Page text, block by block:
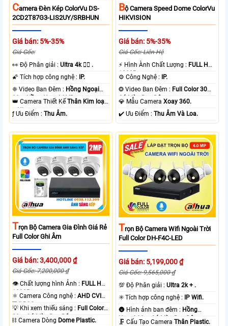
CAmera Đèn Kép ColorVu DS-
2CD2T87G3-LIS2UY/SRBHUN
Giá bán: 5%-35%
Giá Gốc:
️👀 Độ Phân giải :Ultra 4k 👍🏾 .
🌠 Tích hợp công nghệ :
IP.
❈ Video Ban Đêm : Hồng Ngoại
80m Hồng Ngoại SMD.
👑 Camera Thiết KếThân Kim loại
+ Nhựa.
️ƒ Ưu Điểm :Thu Âm.
BỘ Camera Speed Dome ColorVu
HIKVISION
Giá bán: 5%-35%
Giá Gốc: Liên Hệ
️⚡ Hình Ành Chất Lượng : FULL HD
1080P .
⚙ Công Nghệ :
IP.
❂ Video Ban Đêm : Full Color 30m
Có Màu Ban Ðêm.
💎 Mẫu CameraXoay 360.
️✔️ Ưu Điểm :Thu Âm Và Loa.
TRọn Bộ Camera Gia Đình Giá Rẻ
Full Color Ghi Âm
Giá bán: 3,400,000 ₫
Giá Gốc: 7,200,000 ₫
👁 Chất lượng hình Ảnh : FULL HD
1080P .
⚛️ Camera Công nghệ :AHD CVI
TVI BCS.
💡 Khi xem thiếu sáng : Full Color
20m Có Màu Ban Ðêm.
⛓ Camera Dòng Dome Plastic.
TRọn Bộ Camera Wifi Ngoài Trời
Full Color DH-F4C-LED
Giá bán: 5,199,000 ₫
Giá Gốc: 9,565,000 ₫
💯 Độ Phân giải :Ultra 2k + .
✳️ Tích hợp công nghệ : IP Wifi.
🌚 Hình ảnh ban đêm : Hồng
Ngoại 30m Có Màu Ban Ðêm.
🗜️ Cấu Tạo CameraThân Plastic.